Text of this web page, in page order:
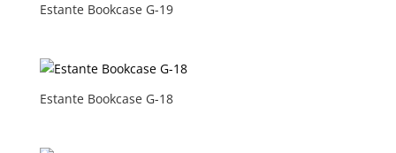
Estante Bookcase G-19
Estante Bookcase G-18